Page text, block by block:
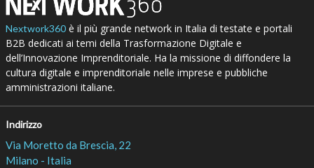
Nextwork360è il più grande network in Italia di testate e portali
B2B dedicati ai temi della Trasformazione Digitale e
dell’Innovazione Imprenditoriale. Ha la missione di diffondere la
cultura digitale e imprenditoriale nelle imprese e pubbliche
amministrazioni italiane.
Indirizzo
Via Moretto da Brescia, 22
Milano - Italia